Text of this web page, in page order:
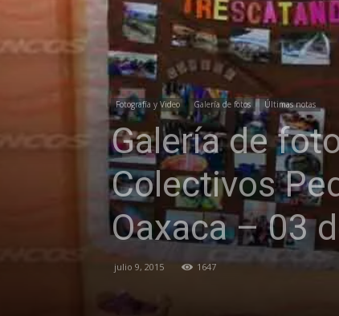
Fotografía y Video Galería de fotos Últimas notas
Galería de
Colectivos
Oaxaca – 03
julio 9, 2015 1647